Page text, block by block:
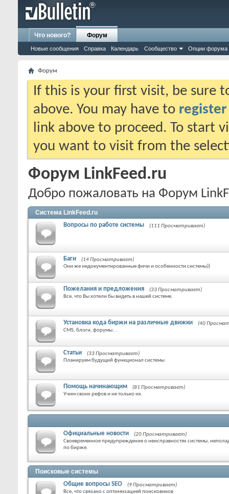
Что нового? Форум
Новые сообщения Справка Календарь Сообщество Опции форума
Форум
If this is your first visit, be sure
above. You may have to register
link above to proceed. To start
you want to visit from the
Форум LinkFeed.ru
Добро пожаловать на Форум
Система LinkFeed.ru
Вопросы по работе системы (111 Просматривает)
Баги
(14 Просматривает)
Они же недокументированные фичи и особенности системы))
Пожелания и предложения
(33 Просматривает)
Все, что Вы хотели бы видеть в нашей системе.
Установка кода биржи на различные движки
(40
CMS, блоги, форумы...
Статьи
(33 Просматривает)
Планируем будущий функционал системы
Помощь начинающим
(81 Просматривает)
Учим своих рефов и не только их.
Официальные новости
(20 Просматривает)
Своевременное предупреждение о неисправностях системы,
по бирже.
Поисковые системы
Общие вопросы SEO
(9 Просматривает)
Все, что связано с оптимизацией поисковиков